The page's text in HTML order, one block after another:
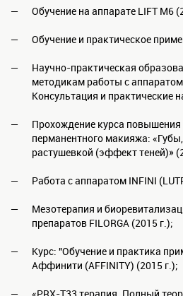
Обучение на аппарате LIFT M6
Обучение и практическое
Научно-практическая
методикам работы с
Консультация и практические
Прохождение курса
перманентного макияжа:
растушевкой (эффект теней)»
Работа с аппаратом INFINI
Мезотерапия и
препаратов FILORGA (2015 г.);
Курс: "Обучение и практика
Аффинити (AFFINITY) (2015 г.);